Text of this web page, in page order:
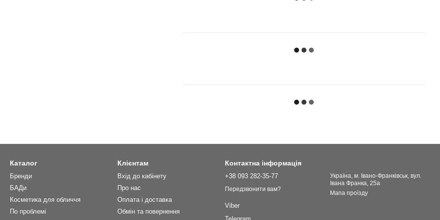
Каталог
Бренди
БАДи
Косметика для обличчя
По проблемі
Клієнтам
Вхід до кабінету
Про нас
Оплата і доставка
Обмін та повернення
Контактна інформація
+38 093 282-35-77
Передзвонити вам?
Viber
Українa, м. Івано-Франківськ, вул.
Івана Франка, 25а
Мапа проїзду